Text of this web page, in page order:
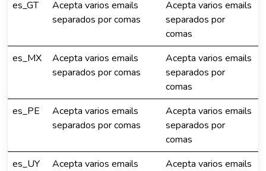
es_GT
Acepta varios emails
separados por comas
Acepta varios emails
separados por
comas
es_MX
Acepta varios emails
separados por comas
Acepta varios emails
separados por
comas
es_PE
Acepta varios emails
separados por comas
Acepta varios emails
separados por
comas
es_UY
Acepta varios emails
Acepta varios emails